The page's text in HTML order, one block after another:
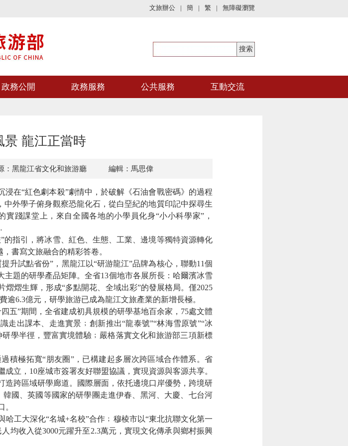
文旅辦公 | 簡 | 繁 | 無障礙瀏覽
政務公開 政務服務 公共服務 互動交流
景 龍江正當時
：黑龍江省文化和旅游廳 編輯：馬思偉
在“紅色劇本殺”劇情中，於破解《石油會戰密碼》的過程
中外學子俯身觀察恐龍化石，從白堊紀的地質印記中探尋生
踐課堂上，來自全國各地的小學員化身“小小科學家”，
指引，將冰雪、紅色、生態、工業、邊境等獨特資源轉化
書寫文旅融合的精彩答卷。
試點省份”，黑龍江以“研游龍江”品牌為核心，聯動11個
題的研學產品矩陣。全省13個地市各展所長：哈爾濱冰雪
熠生輝，形成“多點開花、全域出彩”的發展格局。僅2025
6.3億元，研學旅游已成為龍江文旅產業的新增長極。
”期間，全省建成初具規模的研學基地百余家，75處文體
走出課本、走進實景﹔創新推出“龍泰號”“林海雪原號”“冰
學半徑，豐富實境體驗﹔嚴格落實文化和旅游部三項新標
極拓寬“朋友圈”，已構建起多層次跨區域合作體系。省
立，10座城市簽署友好聯盟協議，實現資源與客源共享。
跨區域研學廊道。國際層面，依托邊境口岸優勢，跨境研
國、英國等國家的研學團走進伊春、黑河、大慶、七台河
。
工大深化“名城+名校”合作﹔穆棱市以“東北抗聯文化第一
均收入從3000元躍升至2.3萬元，實現文化傳承與鄉村振興